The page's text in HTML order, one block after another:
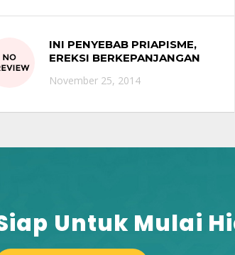
INI PENYEBAB PRIAPISME,
EREKSI BERKEPANJANGAN
November 25, 2014
Untuk Mulai